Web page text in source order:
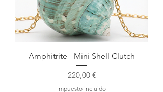
Amphitrite - Mini Shell Clutch
Precio
220,00 €
Impuesto incluido